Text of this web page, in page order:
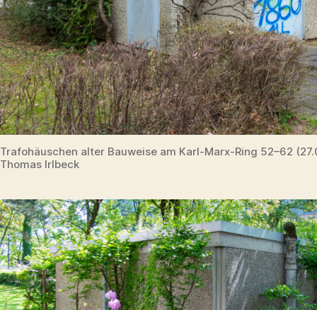
Trafohäuschen alter Bauweise am Karl-Marx-Ring 52–62
Thomas Irlbeck